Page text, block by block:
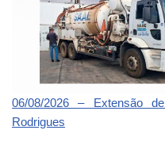
06/08/2026 – Extensão
Rodrigues